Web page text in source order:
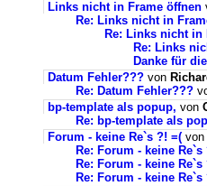
Links nicht in Frame öffnen
Re: Links nicht in
Re: Links nicht in
Re: Links
Danke für
Datum Fehler??? von
Re: Datum Fehler???
bp-template als popup, von
Re: bp-template als
Forum - keine Re`s ?! =( von
Re: Forum - keine Re`s
Re: Forum - keine
Re: Forum - keine Re`s